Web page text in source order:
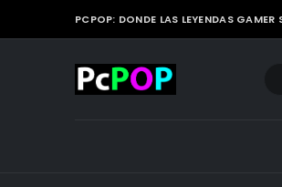
PCPOP: DONDE LAS LEYENDAS GAMER